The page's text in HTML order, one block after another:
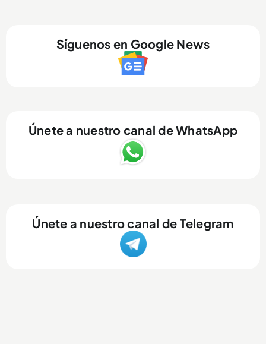
Síguenos en Google News
Únete a nuestro canal de WhatsApp
Únete a nuestro canal de Telegram